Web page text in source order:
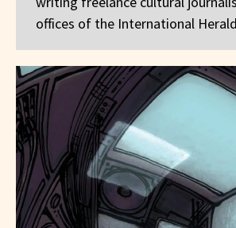
offices of the International